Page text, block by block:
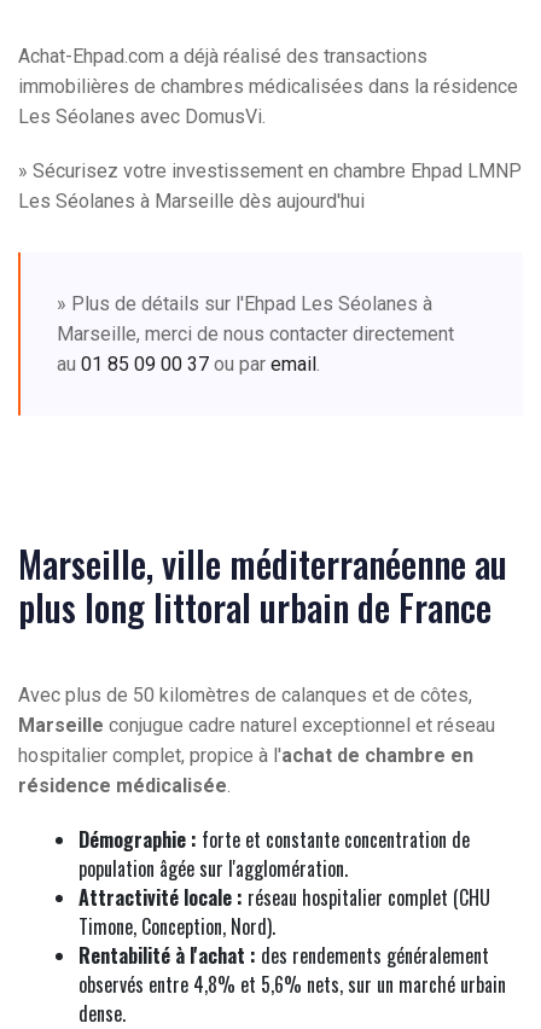
Achat-Ehpad.com a déjà réalisé des transactions
immobilières de chambres médicalisées dans la résidence
Les Séolanes avec DomusVi.
» Sécurisez votre investissement en chambre Ehpad LMNP
Les Séolanes à Marseille dès aujourd'hui
» Plus de détails sur l'Ehpad Les Séolanes à
Marseille, merci de nous contacter directement
au 01 85 09 00 37 ou par email
Marseille, ville méditerranéenne au
plus long littoral urbain de France
Avec plus de 50 kilomètres de calanques et de côtes,
Marseille conjugue cadre naturel exceptionnel et réseau
hospitalier complet, propice à l'achat de chambre en
résidence médicalisée
Démographie : forte et constante concentration de
population âgée sur l'agglomération.
Attractivité locale : réseau hospitalier complet (CHU
Timone, Conception, Nord).
Rentabilité à l'achat : des rendements généralement
observés entre 4,8% et 5,6% nets, sur un marché urbain
dense.